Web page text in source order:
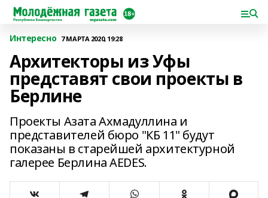
Интересно 7 МАРТА 2020, 19:28
Архитекторы из Уфы
представят свои проекты в
Берлине
Проекты Азата Ахмадуллина и
представителей бюро "КБ 11" будут
показаны в старейшей архитектурной
галерее Берлина AEDES.